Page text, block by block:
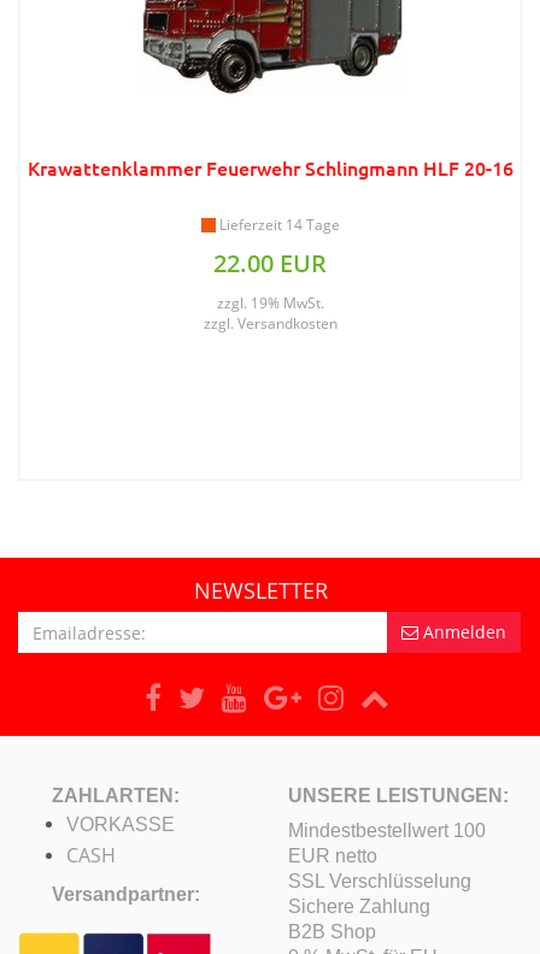
Krawattenklammer Feuerwehr Schlingmann HLF 20-16
Lieferzeit 14 Tage
22.00 EUR
zzgl. 19% MwSt.
zzgl. Versandkosten
NEWSLETTER
Anmelden
ZAHLARTEN:
VORKASSE
CASH
Versandpartner:
UNSERE LEISTUNGEN:
Mindestbestellwert 100
EUR netto
SSL Verschlüsselung
Sichere Zahlung
B2B Shop